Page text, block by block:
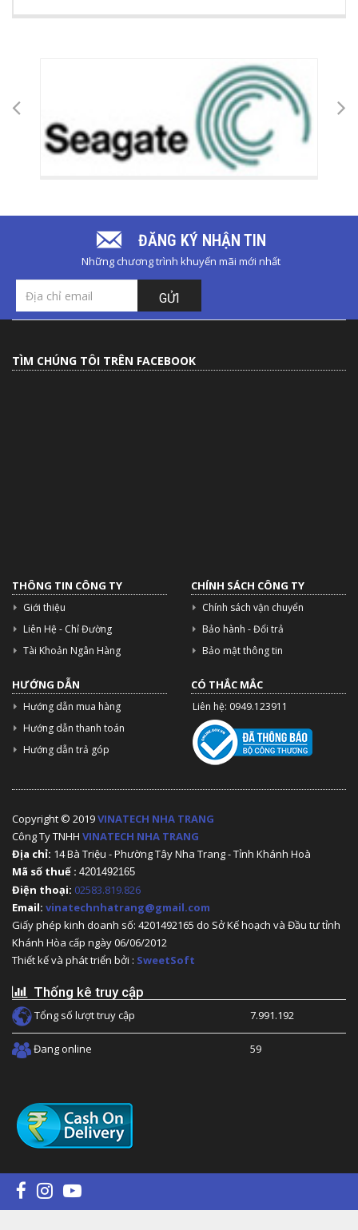
ĐĂNG KÝ NHẬN TIN
Những chương trình khuyến mãi mới nhất
GỬI
TÌM CHÚNG TÔI TRÊN FACEBOOK
THÔNG TIN CÔNG TY
Giới thiệu
Liên Hệ - Chỉ Đường
Tài Khoản Ngân Hàng
CHÍNH SÁCH CÔNG TY
Chính sách vận chuyển
Bảo hành - Đổi trả
Bảo mật thông tin
HƯỚNG DẪN
Hướng dẫn mua hàng
Hướng dẫn thanh toán
Hướng dẫn trả góp
CÓ THẮC MẮC
Liên hệ: 0949.123911
Copyright © 2019VINATECH NHA TRANG
Công Ty TNHH VINATECH NHA TRANG
Địa chỉ: 14 Bà Triệu - Phường Tây Nha Trang - Tỉnh Khánh Hoà
Mã số thuế : 4201492165
Điện thoại: 02583.819.826
Email: vinatechnhatrang@gmail.com
Giấy phép kinh doanh số: 4201492165 do Sở Kế hoạch và Đầu tư tỉnh
Khánh Hòa cấp ngày 06/06/2012
Thiết kế và phát triển bởi : SweetSoft
Thống kê truy cập
Tổng số lượt truy cập 7.991.192
Đang online 59